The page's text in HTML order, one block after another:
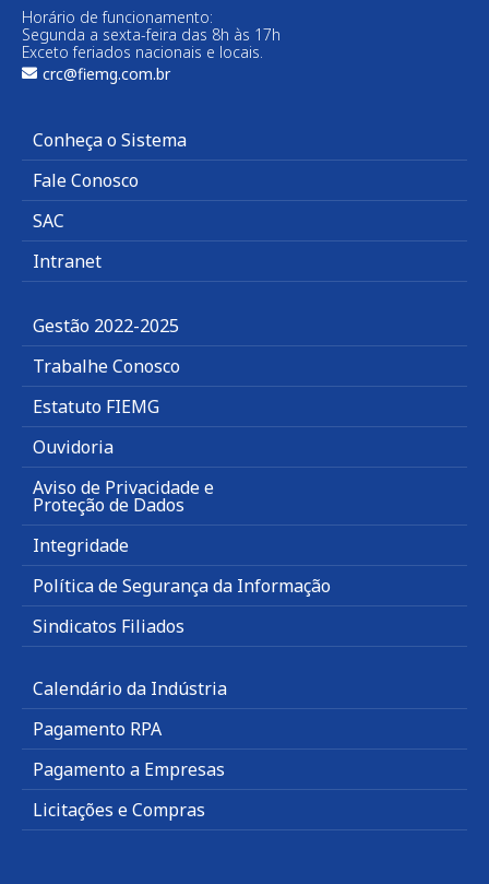
Horário de funcionamento:
Segunda a sexta-feira das 8h às 17h
Exceto feriados nacionais e locais.
crc@fiemg.com.br
Conheça o Sistema
Fale Conosco
SAC
Intranet
Gestão 2022-2025
Trabalhe Conosco
Estatuto FIEMG
Ouvidoria
Aviso de Privacidade e
Proteção de Dados
Integridade
Política de Segurança da Informação
Sindicatos Filiados
Calendário da Indústria
Pagamento RPA
Pagamento a Empresas
Licitações e Compras